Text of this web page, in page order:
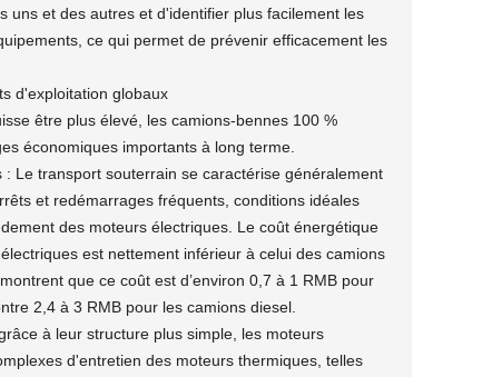
uns et des autres et d'identifier plus facilement les
ce qui permet de prévenir efficacement les
d'exploitation globaux
être plus élevé, les camions-bennes 100 %
économiques importants à long terme.
Le transport souterrain se caractérise généralement
et redémarrages fréquents, conditions idéales
des moteurs électriques. Le coût énergétique
est nettement inférieur à celui des camions
que ce coût est d’environ 0,7 à 1 RMB pour
2,4 à 3 RMB pour les camions diesel.
à leur structure plus simple, les moteurs
d'entretien des moteurs thermiques, telles